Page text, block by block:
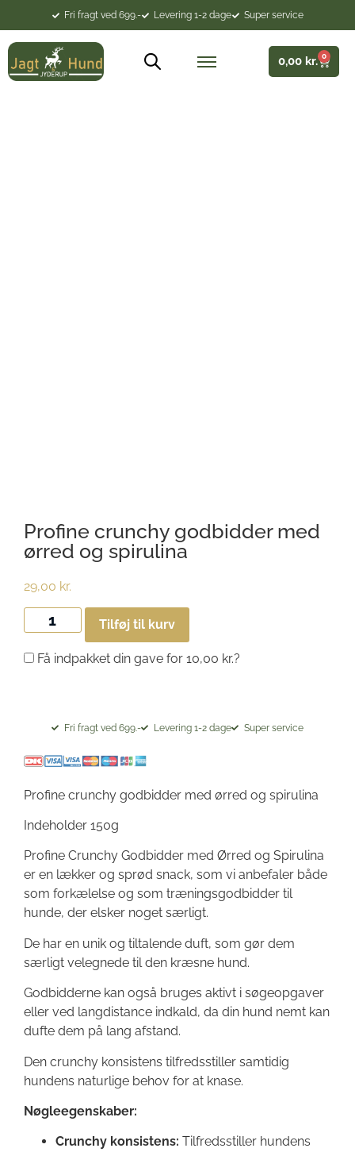
Fri fragt ved 699.- Levering 1-2 dage Super service
0,00 kr. 0
Profine crunchy godbidder med
ørred og spirulina
29,00 kr.
Tilføj til kurv
Få indpakket din gave for 10,00 kr.?
Fri fragt ved 699.- Levering 1-2 dage Super service
Profine crunchy godbidder med ørred og spirulina
Indeholder 150g
Profine Crunchy Godbidder med Ørred og Spirulina
er en lækker og sprød snack, som vi anbefaler både
som forkælelse og som træningsgodbidder til
hunde, der elsker noget særligt.
De har en unik og tiltalende duft, som gør dem
særligt velegnede til den kræsne hund.
Godbidderne kan også bruges aktivt i søgeopgaver
eller ved langdistance indkald, da din hund nemt kan
dufte dem på lang afstand.
Den crunchy konsistens tilfredsstiller samtidig
hundens naturlige behov for at knase.
Nøgleegenskaber:
Crunchy konsistens: Tilfredsstiller hundens